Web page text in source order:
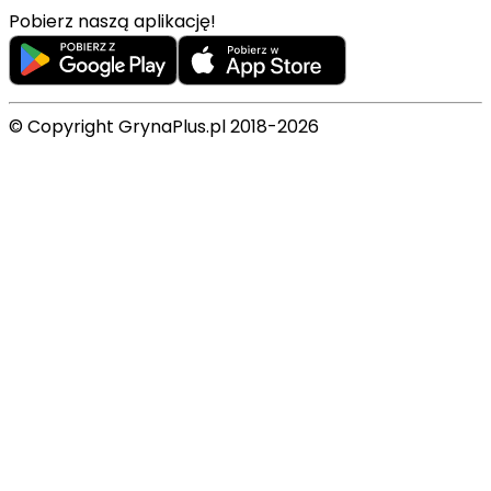
Pobierz naszą aplikację!
© Copyright GrynaPlus.pl 2018-2026